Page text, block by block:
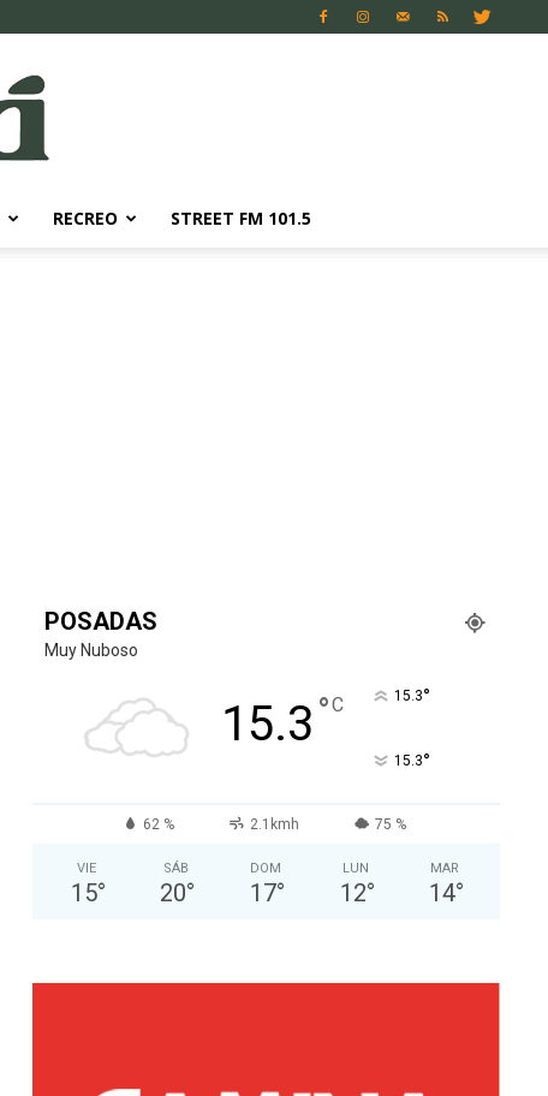
RECREO STREET FM 101.5
POSADAS
Muy Nuboso
15.3 °C 15.3°
15.3°
62 % 2.1kmh 75 %
VIE
15°
SÁB
20°
DOM
17°
LUN
12°
MAR
14°